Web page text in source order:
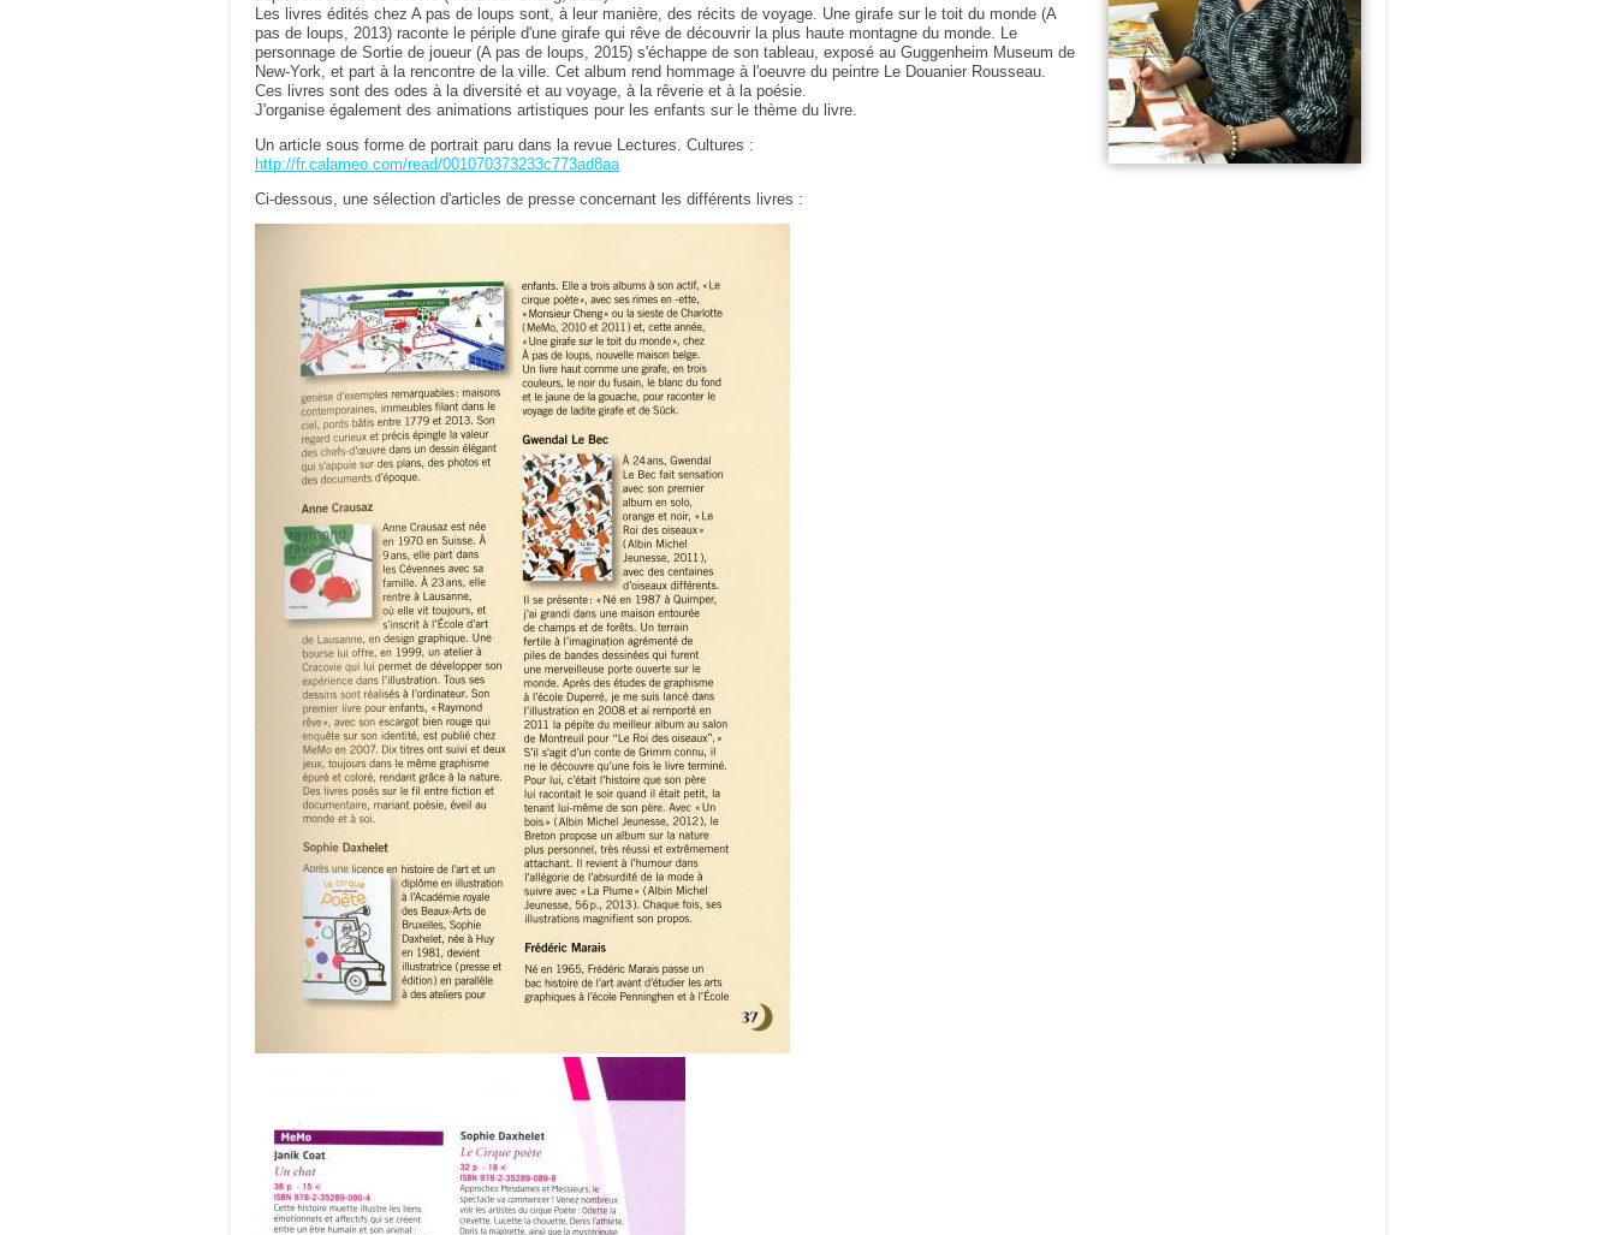
Les livres édités chez A pas de loups sont, à leur manière, des récits de voyage. Une girafe sur le toit du monde (A
pas de loups, 2013) raconte le périple d'une girafe qui rêve de découvrir la plus haute montagne du monde. Le
personnage de Sortie de joueur (A pas de loups, 2015) s'échappe de son tableau, exposé au Guggenheim Museum de
New-York, et part à la rencontre de la ville. Cet album rend hommage à l'oeuvre du peintre Le Douanier Rousseau.
Ces livres sont des odes à la diversité et au voyage, à la rêverie et à la poésie.
J'organise également des animations artistiques pour les enfants sur le thème du livre.
Un article sous forme de portrait paru dans la revue Lectures. Cultures :
http://fr.calameo.com/read/001070373233c773ad8aa
Ci-dessous, une sélection d'articles de presse concernant les différents livres :